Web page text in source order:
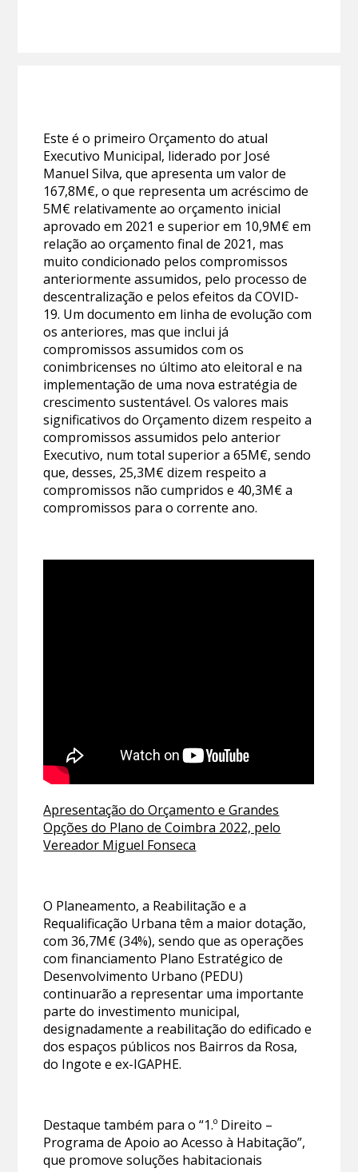
Este é o primeiro Orçamento do atual
Executivo Municipal, liderado por José
Manuel Silva, que apresenta um valor de
167,8M€, o que representa um acréscimo de
5M€ relativamente ao orçamento inicial
aprovado em 2021 e superior em 10,9M€ em
relação ao orçamento final de 2021, mas
muito condicionado pelos compromissos
anteriormente assumidos, pelo processo de
descentralização e pelos efeitos da COVID-
19. Um documento em linha de evolução com
os anteriores, mas que inclui já
compromissos assumidos com os
conimbricenses no último ato eleitoral e na
implementação de uma nova estratégia de
crescimento sustentável. Os valores mais
significativos do Orçamento dizem respeito a
compromissos assumidos pelo anterior
Executivo, num total superior a 65M€, sendo
que, desses, 25,3M€ dizem respeito a
compromissos não cumpridos e 40,3M€ a
compromissos para o corrente ano.
Apresentação do Orçamento e Grandes
Opções do Plano de Coimbra 2022, pelo
Vereador Miguel Fonseca
O Planeamento, a Reabilitação e a
Requalificação Urbana têm a maior dotação,
com 36,7M€ (34%), sendo que as operações
com financiamento Plano Estratégico de
Desenvolvimento Urbano (PEDU)
continuarão a representar uma importante
parte do investimento municipal,
designadamente a reabilitação do edificado e
dos espaços públicos nos Bairros da Rosa,
do Ingote e ex-IGAPHE.
Destaque também para o “1.º Direito –
Programa de Apoio ao Acesso à Habitação”,
que promove soluções habitacionais